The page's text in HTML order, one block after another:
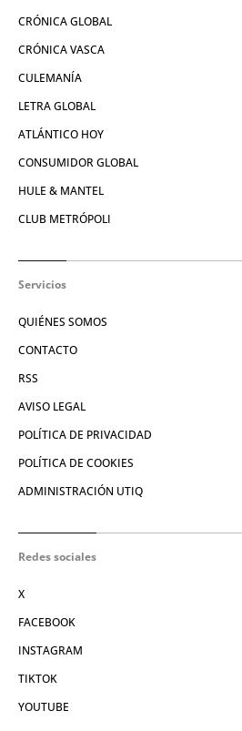
CRÓNICA GLOBAL
CRÓNICA VASCA
CULEMANÍA
LETRA GLOBAL
ATLÁNTICO HOY
CONSUMIDOR GLOBAL
HULE & MANTEL
CLUB METRÓPOLI
Servicios
QUIÉNES SOMOS
CONTACTO
RSS
AVISO LEGAL
POLÍTICA DE PRIVACIDAD
POLÍTICA DE COOKIES
ADMINISTRACIÓN UTIQ
Redes sociales
X
FACEBOOK
INSTAGRAM
TIKTOK
YOUTUBE